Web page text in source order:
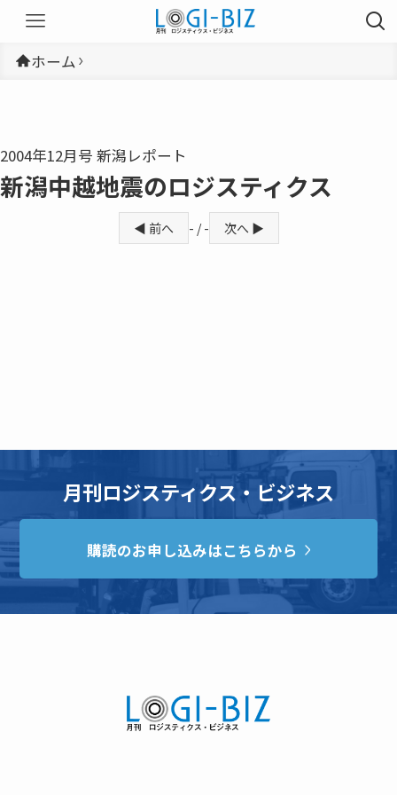
ホーム
2004年12月号 新潟レポート
新潟中越地震のロジスティクス
◀ 前へ - / - 次へ ▶
月刊ロジスティクス・ビジネス
購読のお申し込みはこちらから